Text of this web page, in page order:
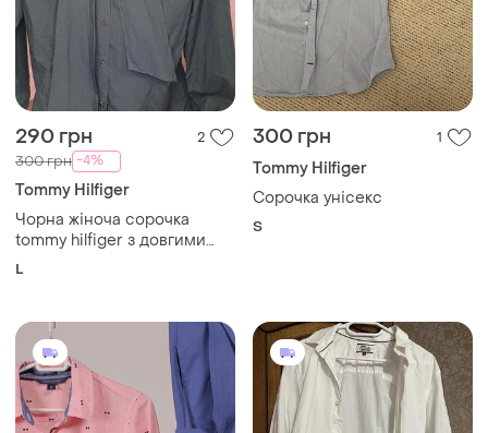
290 грн 2
300 грн -4%
Tommy Hilfiger
Чорна жіноча сорочка
tommy hilfiger з довгими
рукавами та вбудованою
L
300 грн 1
Tommy Hilfiger
Сорочка унісекс
S